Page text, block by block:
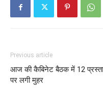
Previous article
आज की कैबिनेट बैठक में 12
पर लगी मुहर